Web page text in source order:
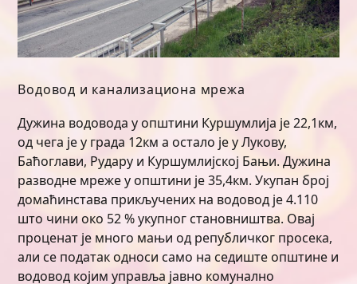
Водовод и канализациона мрежа
Дужина водовода у општини Куршумлија је 22,1км,
од чега је у града 12км а остало је у Лукову,
Баћоглави, Рудару и Куршумлијској Бањи. Дужина
разводне мреже у општини је 35,4км. Укупан број
домаћинстава прикључених на водовод је 4.110
што чини око 52 % укупног становништва. Овај
проценат је много мањи од републичког просека,
али се податак односи само на седиште општине и
водовод којим управља јавно комунално